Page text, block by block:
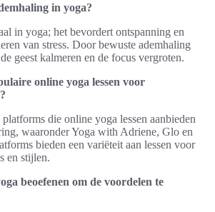
in yoga?
in yoga; het bevordert ontspanning en
van stress. Door bewuste ademhaling
geest kalmeren en de focus vergroten.
online yoga lessen voor
die online yoga lessen aanbieden
waaronder Yoga with Adriene, Glo en
bieden een variëteit aan lessen voor
en stijlen.
beoefenen om de voordelen te